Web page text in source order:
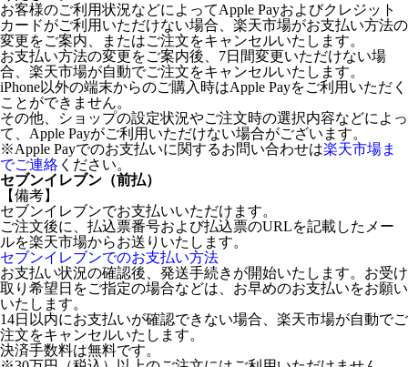
お客様のご利用状況などによってApple Payおよびクレジット
カードがご利用いただけない場合、楽天市場がお支払い方法の
変更をご案内、またはご注文をキャンセルいたします。
お支払い方法の変更をご案内後、7日間変更いただけない場
合、楽天市場が自動でご注文をキャンセルいたします。
iPhone以外の端末からのご購入時はApple Payをご利用いただく
ことができません。
その他、ショップの設定状況やご注文時の選択内容などによっ
て、Apple Payがご利用いただけない場合がございます。
※Apple Payでのお支払いに関するお問い合わせは楽天市場ま
でご連絡 ください。
セブンイレブン（前払）
【備考】
セブンイレブンでお支払いいただけます。
ご注文後に、払込票番号および払込票のURLを記載したメー
ルを楽天市場からお送りいたします。
セブンイレブンでのお支払い方法
お支払い状況の確認後、発送手続きが開始いたします。お受け
取り希望日をご指定の場合などは、お早めのお支払いをお願い
いたします。
14日以内にお支払いが確認できない場合、楽天市場が自動でご
注文をキャンセルいたします。
決済手数料は無料です。